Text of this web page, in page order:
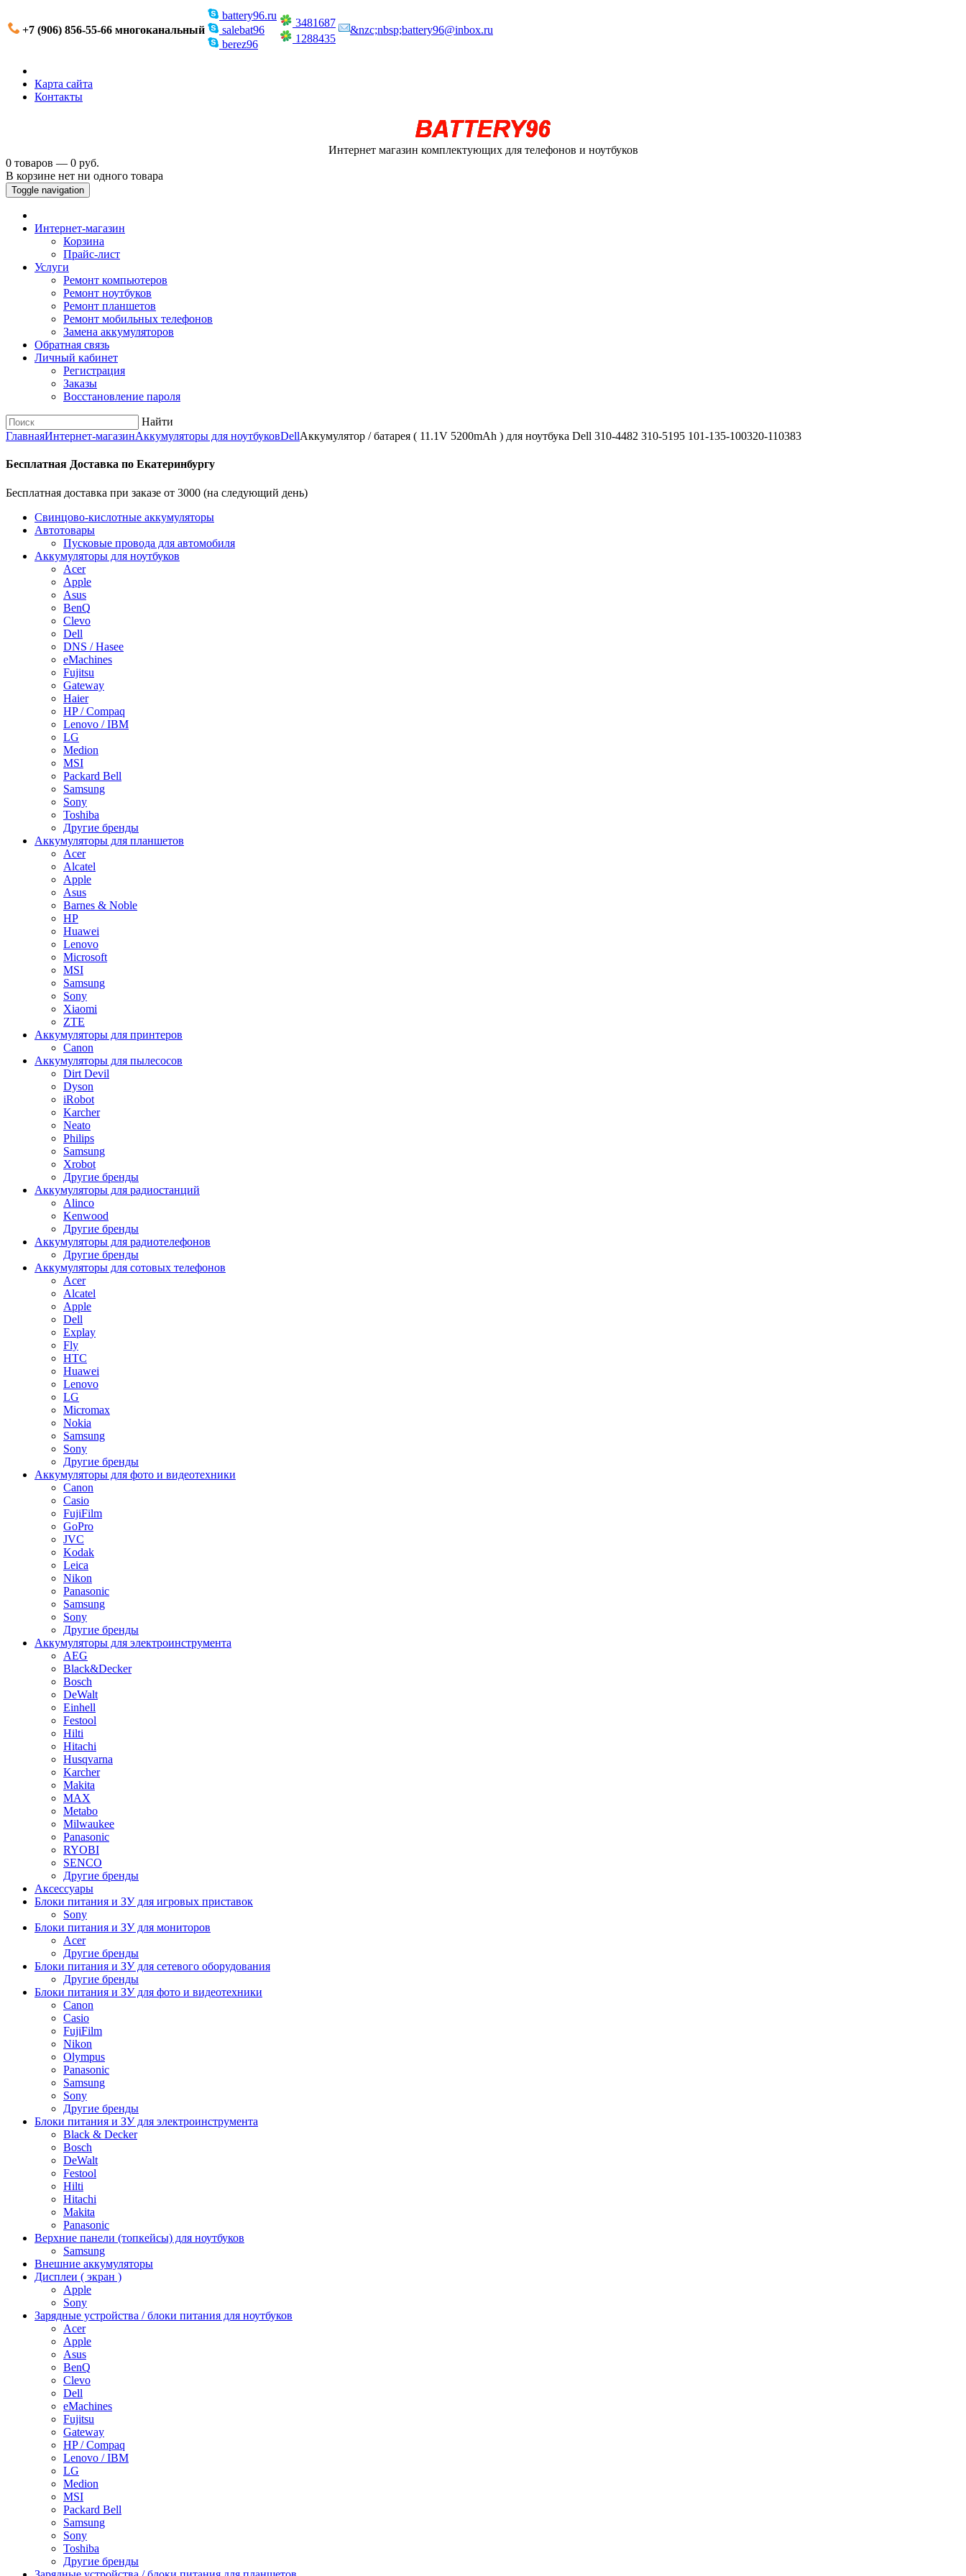
+7 (906) 856-55-66 многоканальный
battery96.ru
salebat96
berez96
3481687
1288435
&nzc;nbsp;battery96@inbox.ru
Карта сайта
Контакты
Интернет магазин комплектующих для телефонов и ноутбуков
0 товаров — 0 руб.
В корзине нет ни одного товара
Toggle navigation
Интернет-магазин
Корзина
Прайс-лист
Услуги
Ремонт компьютеров
Ремонт ноутбуков
Ремонт планшетов
Ремонт мобильных телефонов
Замена аккумуляторов
Обратная связь
Личный кабинет
Регистрация
Заказы
Восстановление пароля
Найти
ГлавнаяИнтернет-магазинАккумуляторы для ноутбуковDellАккумулятор / батарея ( 11.1V 5200mAh ) для ноутбука Dell 310-4482 310-5195 101-135-100320-110383
Бесплатная Доставка по Екатеринбургу
Бесплатная доставка при заказе от 3000 (на следующий день)
Cвинцово-кислотные аккумуляторы
Автотовары
Пусковые провода для автомобиля
Аккумуляторы для ноутбуков
Acer
Apple
Asus
BenQ
Clevo
Dell
DNS / Hasee
eMachines
Fujitsu
Gateway
Haier
HP / Compaq
Lenovo / IBM
LG
Medion
MSI
Packard Bell
Samsung
Sony
Toshiba
Другие бренды
Аккумуляторы для планшетов
Acer
Alcatel
Apple
Asus
Barnes & Noble
HP
Huawei
Lenovo
Microsoft
MSI
Samsung
Sony
Xiaomi
ZTE
Аккумуляторы для принтеров
Canon
Аккумуляторы для пылесосов
Dirt Devil
Dyson
iRobot
Karcher
Neato
Philips
Samsung
Xrobot
Другие бренды
Аккумуляторы для радиостанций
Alinco
Kenwood
Другие бренды
Аккумуляторы для радиотелефонов
Другие бренды
Аккумуляторы для сотовых телефонов
Acer
Alcatel
Apple
Dell
Explay
Fly
HTC
Huawei
Lenovo
LG
Micromax
Nokia
Samsung
Sony
Другие бренды
Аккумуляторы для фото и видеотехники
Canon
Casio
FujiFilm
GoPro
JVC
Kodak
Leica
Nikon
Panasonic
Samsung
Sony
Другие бренды
Аккумуляторы для электроинструмента
AEG
Black&Decker
Bosch
DeWalt
Einhell
Festool
Hilti
Hitachi
Husqvarna
Karcher
Makita
MAX
Metabo
Milwaukee
Panasonic
RYOBI
SENCO
Другие бренды
Аксессуары
Блоки питания и ЗУ для игровых приставок
Sony
Блоки питания и ЗУ для мониторов
Acer
Другие бренды
Блоки питания и ЗУ для сетевого оборудования
Другие бренды
Блоки питания и ЗУ для фото и видеотехники
Canon
Casio
FujiFilm
Nikon
Olympus
Panasonic
Samsung
Sony
Другие бренды
Блоки питания и ЗУ для электроинструмента
Black & Decker
Bosch
DeWalt
Festool
Hilti
Hitachi
Makita
Panasonic
Верхние панели (топкейсы) для ноутбуков
Samsung
Внешние аккумуляторы
Дисплеи ( экран )
Apple
Sony
Зарядные устройства / блоки питания для ноутбуков
Acer
Apple
Asus
BenQ
Clevo
Dell
eMachines
Fujitsu
Gateway
HP / Compaq
Lenovo / IBM
LG
Medion
MSI
Packard Bell
Samsung
Sony
Toshiba
Другие бренды